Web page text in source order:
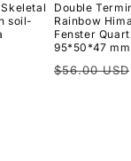
soil-
Double
Rainbow
Fenster
95*50*47
Normaler
$56.00 USD